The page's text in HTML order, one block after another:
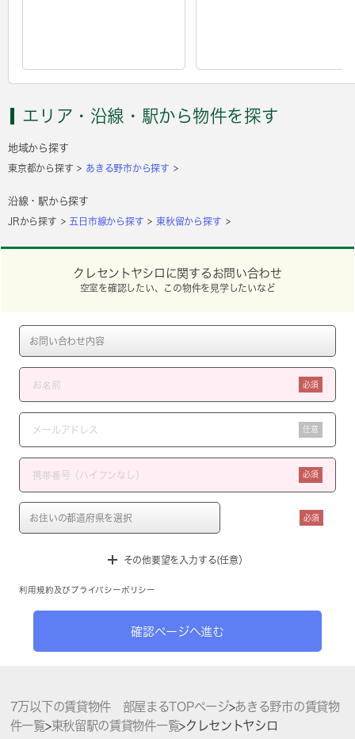
エリア・沿線・駅から物件を探す
地域から探す
東京都から探す あきる野市から探す
沿線・駅から探す
JRから探す 五日市線から探す 東秋留から探す
クレセントヤシロに関するお問い合わせ
空室を確認したい、この物件を見学したいなど
必須
任意
必須
必須
その他要望を入力する(任意）
利用規約 及び プライバシーポリシー
確認ページへ進む
7万以下の賃貸物件 部屋まるTOPページ>あきる野市の賃貸物
件一覧>東秋留駅の賃貸物件一覧>クレセントヤシロ